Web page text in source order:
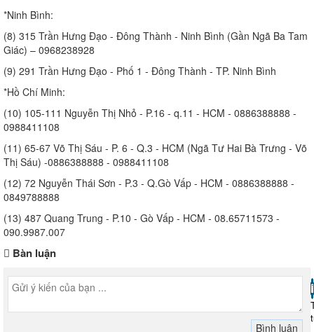
*Ninh Bình:
(8) 315 Trần Hưng Đạo - Đông Thành - Ninh Bình (Gần Ngã Ba Tam
Giác) – 0968238928
(9) 291 Trần Hưng Đạo - Phố 1 - Đông Thành - TP. Ninh Bình
*Hồ Chí Minh:
(10) 105-111 Nguyễn Thị Nhỏ - P.16 - q.11 - HCM - 0886388888 -
0988411108
(11) 65-67 Võ Thị Sáu - P. 6 - Q.3 - HCM (Ngã Tư Hai Bà Trưng - Võ
Thị Sáu) -0886388888 - 0988411108
(12) 72 Nguyễn Thái Sơn - P.3 - Q.Gò Vấp - HCM - 0886388888 -
0849788888
(13) 487 Quang Trung - P.10 - Gò Vấp - HCM - 08.65711573 -
090.9987.007
Bàn luận